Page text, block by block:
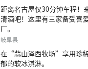
距离名古屋仅30分钟车程！
清酒吧！这里有三家备受喜
厂。
岐阜县
在“蒜山泽西牧场”享用珍
郁的软冰淇淋。